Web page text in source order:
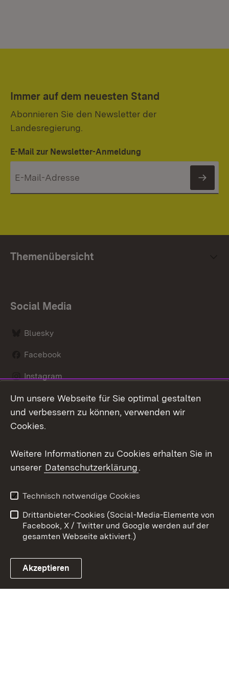
Immer auf dem neuesten Stand
Abonnieren Sie den Newsletter der
Landesregierung.
E-Mail zur Newsletter-Anmeldung
Themenübersicht
Social Media
Bluesky
Facebook
Instagram
LinkedIn
Link zum Landesportal
Datenschutz
Barrierefreiheit
Impressum
Cookies
Um unsere Webseite für Sie optimal gestalten
und verbessern zu können, verwenden wir
Cookies.
Weitere Informationen zu Cookies erhalten Sie in
unserer Datenschutzerklärung.
Technisch notwendige Cookies
Drittanbieter-Cookies (Social-Media-Elemente von
Facebook, X / Twitter und Google werden auf der
gesamten Webseite aktiviert.)
Akzeptieren